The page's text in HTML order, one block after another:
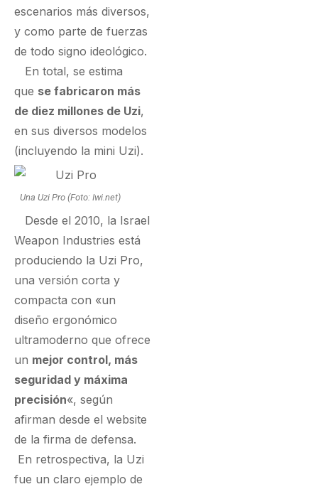
escenarios más diversos,
y como parte de fuerzas
de todo signo ideológico.
En total, se estima
que se fabricaron más
de diez millones de Uzi,
en sus diversos modelos
(incluyendo la mini Uzi).
Una Uzi Pro (Foto: Iwi.net)
Desde el 2010, la Israel
Weapon Industries está
produciendo la Uzi Pro,
una versión corta y
compacta con «un
diseño ergonómico
ultramoderno que ofrece
un mejor control, más
seguridad y máxima
precisión«, según
afirman desde el website
de la firma de defensa.
En retrospectiva, la Uzi
fue un claro ejemplo de